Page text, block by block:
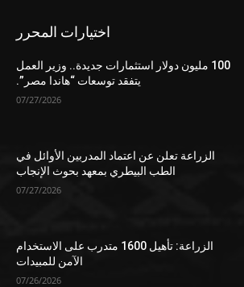
اختيارات المحرر
100 مليون دولار استثمارات جديدة.. وزير العمل
يتفقد توسعات “هاندا مصر”.
07/27/2026
الزراعة تعلن عن اعتماد المدربين الأوائل في
الطب البيطري بمعهد بحوث الإنجاب
07/27/2026
الزراعة: تأهيل 1600 متدرب على الاستخدام
الآمن للمبيدات
07/26/2026